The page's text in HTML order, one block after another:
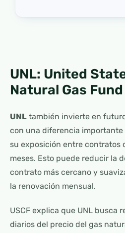
UNL: United
Natural Gas Fund
UNL también invierte en
con una diferencia importante
su exposición entre contratos
meses. Esto puede reducir la
contrato más cercano y
la renovación mensual.
USCF explica que UNL busca
diarios del precio del gas